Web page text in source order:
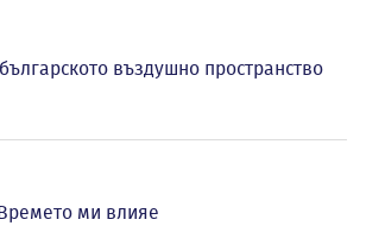
въздушно пространство
ми влияе